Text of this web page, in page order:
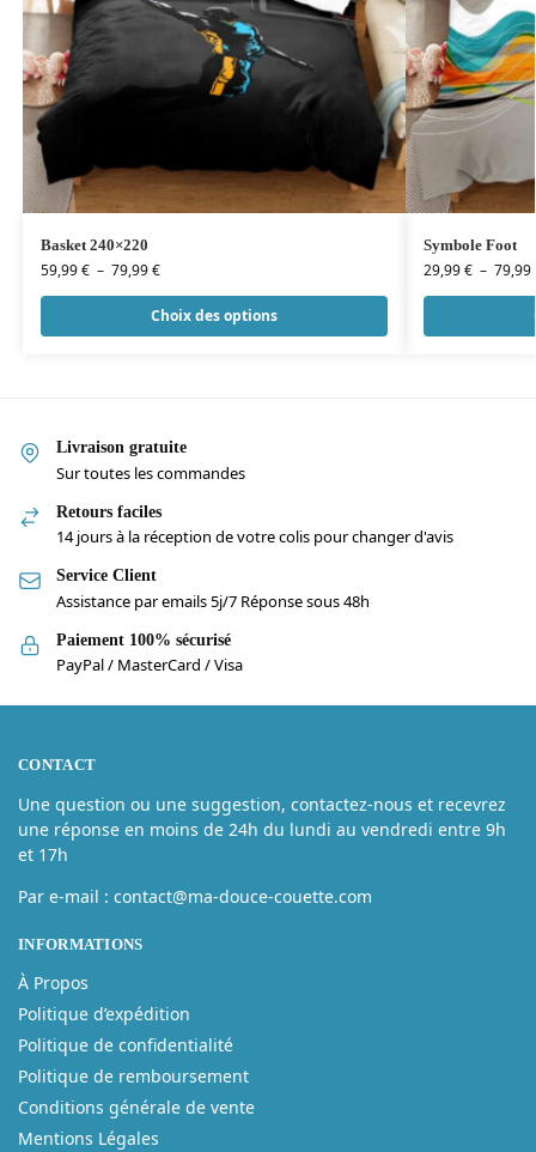
Basket 240×220
59,99€ – 79,99€
Choix des options
Symbole Foot
29,99€ – 79,99
Livraison gratuite
Sur toutes les commandes
Retours faciles
14 jours à la réception de votre colis pour changer d'avis
Service Client
Assistance par emails 5j/7 Réponse sous 48h
Paiement 100% sécurisé
PayPal / MasterCard / Visa
CONTACT
Une question ou une suggestion, contactez-nous et recevrez
une réponse en moins de 24h du lundi au vendredi entre 9h
et 17h
Par e-mail : contact@ma-douce-couette.com
INFORMATIONS
À Propos
Politique d’expédition
Politique de confidentialité
Politique de remboursement
Conditions générale de vente
Mentions Légales